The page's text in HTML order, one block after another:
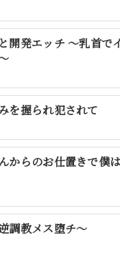
開発エッチ 〜乳首で
を握られ犯されて
からのお仕置きで僕
調教メス堕チ～